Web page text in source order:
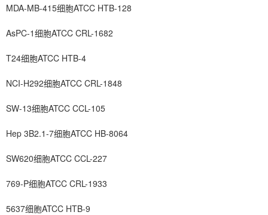
MDA-MB-415细胞ATCC HTB-128
AsPC-1细胞ATCC CRL-1682
T24细胞ATCC HTB-4
NCI-H292细胞ATCC CRL-1848
SW-13细胞ATCC CCL-105
Hep 3B2.1-7细胞ATCC HB-8064
SW620细胞ATCC CCL-227
769-P细胞ATCC CRL-1933
5637细胞ATCC HTB-9